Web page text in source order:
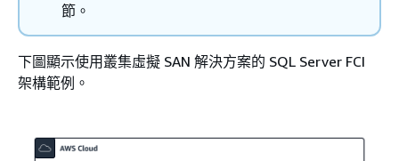
節。
下圖顯示使用叢集虛擬 SAN 解決方案的 SQL Server FCI
架構範例。